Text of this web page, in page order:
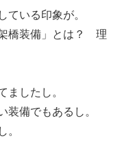
ている印象が。
橋装備」とは？ 理
ましたし。
装備でもあるし。
。